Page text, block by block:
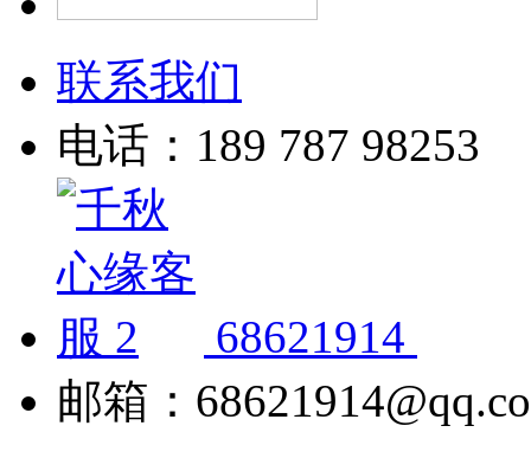
联系我们
电话：189 787 98253
68621914
邮箱：